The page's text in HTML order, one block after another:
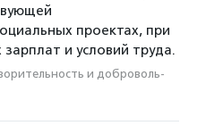
проектах, при
и условий труда.
и доброволь­